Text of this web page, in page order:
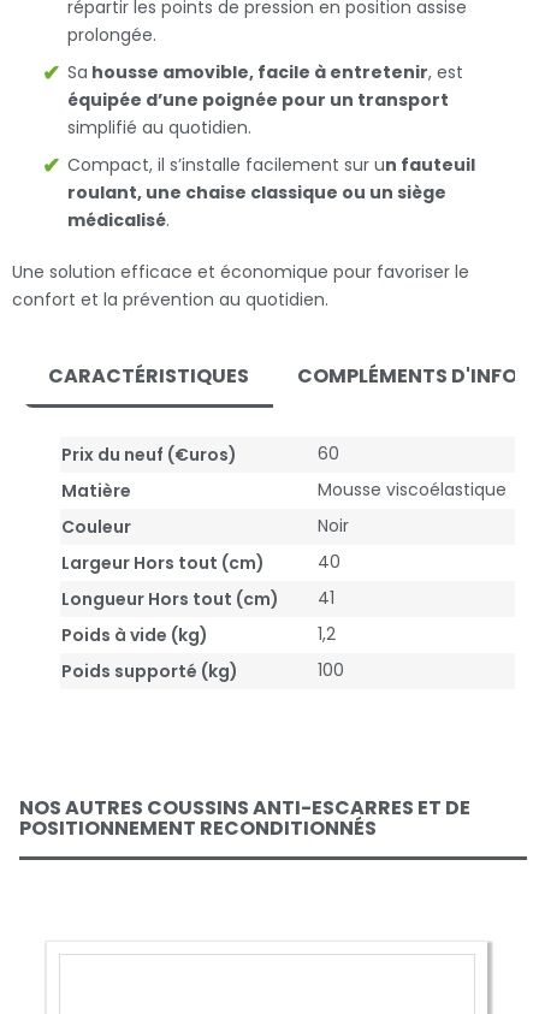
répartir les points de pression en position assise
prolongée.
Sa housse amovible, facile à entretenir, est
équipée d’une poignée pour un transport
simplifié au quotidien.
Compact, il s’installe facilement sur un fauteuil
roulant, une chaise classique ou un siège
médicalisé.
Une solution efficace et économique pour favoriser le
confort et la prévention au quotidien.
CARACTÉRISTIQUES COMPLÉMENTS
Prix du neuf (€uros)
60
Matière
Mousse viscoélastique
Couleur
Noir
Largeur Hors tout (cm)
40
Longueur Hors tout (cm)
41
Poids à vide (kg)
1,2
Poids supporté (kg)
100
NOS AUTRES COUSSINS ANTI-ESCARRES ET DE
POSITIONNEMENT RECONDITIONNÉS